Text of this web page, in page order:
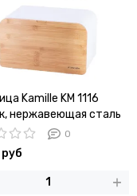
Kamille KM 1116
нержавеющая сталь
0